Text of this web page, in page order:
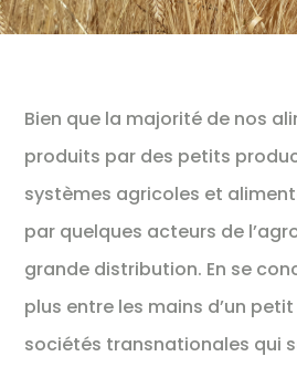
Bien que la majorité de nos
produits par des petits
systèmes agricoles et
par quelques acteurs de
grande distribution. En se
plus entre les mains d’un
sociétés transnationales qui